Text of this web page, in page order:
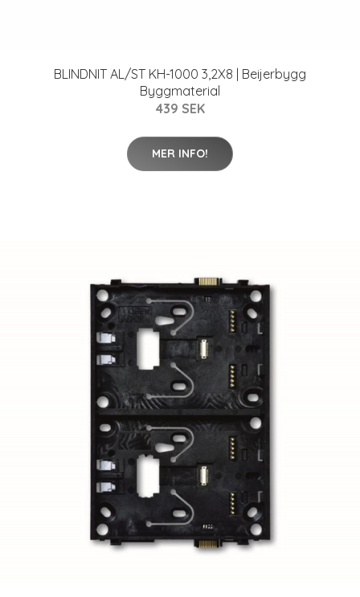
BLINDNIT AL/ST KH-1000 3,2X8 | Beijerbygg
Byggmaterial
439 SEK
MER INFO!